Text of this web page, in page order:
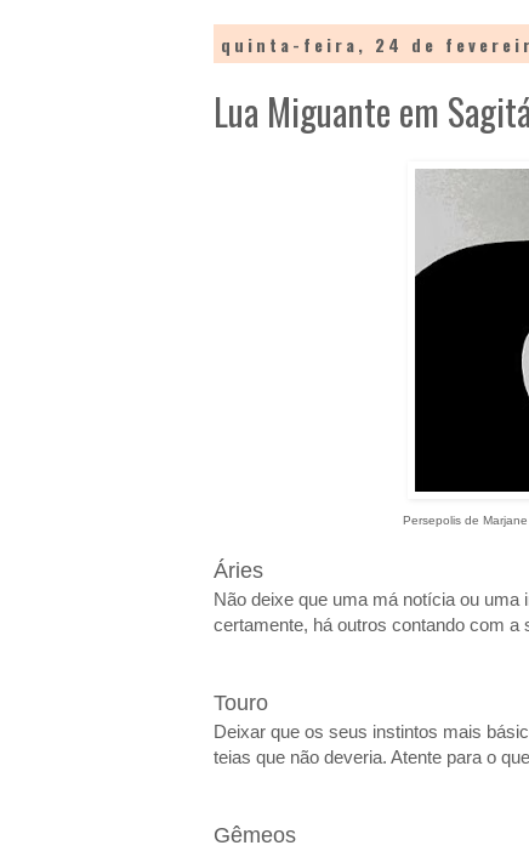
quinta-feira, 24 de
Lua Miguante em
Persepolis de Marjane
Áries
Não deixe que uma má notícia ou
certamente, há outros contando com a
Touro
Deixar que os seus instintos mais
teias que não deveria. Atente para o
Gêmeos